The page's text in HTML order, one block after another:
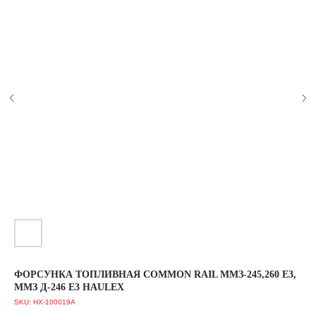
ФОРСУНКА ТОПЛИВНАЯ COMMON RAIL ММЗ-245,260 Е3,
ММЗ Д-246 E3 HAULEX
SKU: HX-100019A